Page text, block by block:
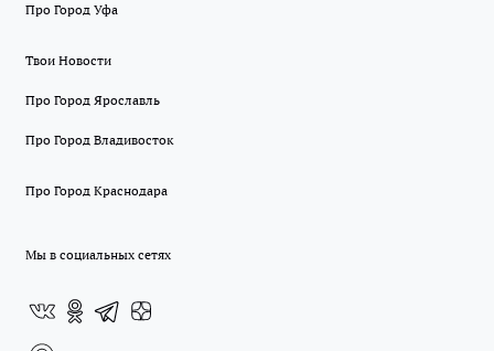
Про Город Уфа
Твои Новости
Про Город Ярославль
Про Город Владивосток
Про Город Краснодара
Мы в социальных сетях